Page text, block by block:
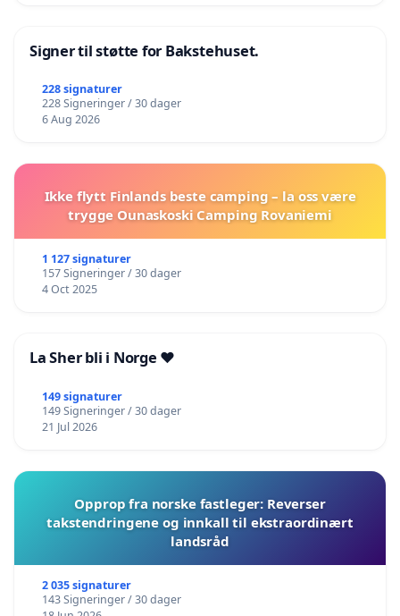
Signer til støtte for Bakstehuset.
228 signaturer
228 Signeringer / 30 dager
6 Aug 2026
Ikke flytt Finlands beste camping – la oss være
trygge Ounaskoski Camping Rovaniemi
1 127 signaturer
157 Signeringer / 30 dager
4 Oct 2025
La Sher bli i Norge ❤️
149 signaturer
149 Signeringer / 30 dager
21 Jul 2026
Opprop fra norske fastleger: Reverser
takstendringene og innkall til ekstraordinært
landsråd
2 035 signaturer
143 Signeringer / 30 dager